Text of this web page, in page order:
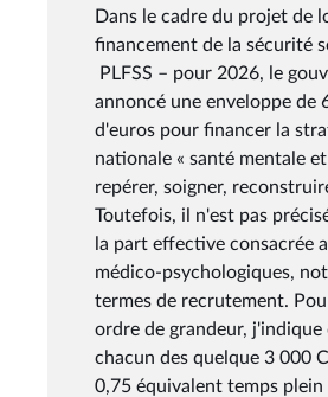
Dans le cadre du projet de
financement de la sécurité
PLFSS – pour 2026, le
annoncé une enveloppe de
d'euros pour financer la
nationale « santé mentale
repérer, soigner,
Toutefois, il n'est pas
la part effective consacrée
médico-psychologiques,
termes de recrutement.
ordre de grandeur, j'indique
chacun des quelque 3 000
0,75 équivalent temps plein